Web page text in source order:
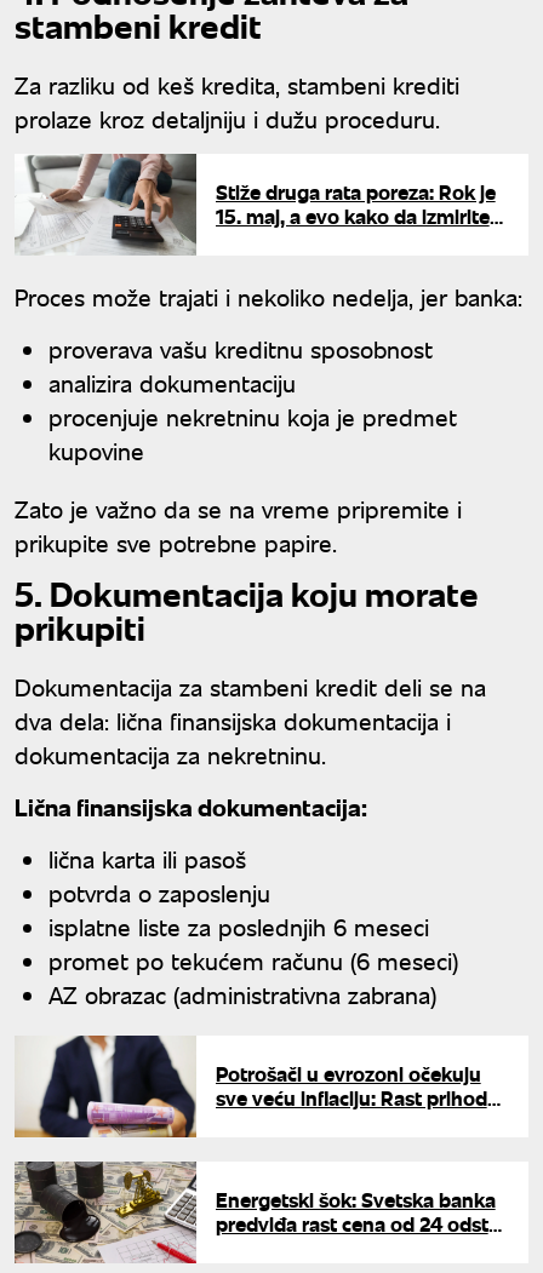
stambeni kredit
Za razliku od keš kredita, stambeni krediti
prolaze kroz detaljniju i dužu proceduru.
Stiže druga rata poreza: Rok je
15. maj, a evo kako da izmirite
Proces može trajati i nekoliko nedelja, jer banka:
proverava vašu kreditnu sposobnost
analizira dokumentaciju
procenjuje nekretninu koja je predmet
kupovine
Zato je važno da se na vreme pripremite i
prikupite sve potrebne papire.
5. Dokumentacija koju morate
prikupiti
Dokumentacija za stambeni kredit deli se na
dva dela: lična finansijska dokumentacija i
dokumentacija za nekretninu.
Lična finansijska dokumentacija:
lična karta ili pasoš
potvrda o zaposlenju
isplatne liste za poslednjih 6 meseci
promet po tekućem računu (6 meseci)
AZ obrazac (administrativna zabrana)
Potrošači u evrozoni očekuju
sve veću inflaciju: Rast prihoda
Energetski šok: Svetska banka
predviđa rast cena od 24 odsto